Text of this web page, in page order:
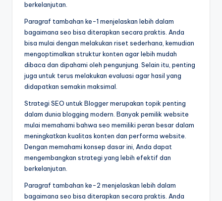
berkelanjutan.
Paragraf tambahan ke-1 menjelaskan lebih dalam
bagaimana seo bisa diterapkan secara praktis. Anda
bisa mulai dengan melakukan riset sederhana, kemudian
mengoptimalkan struktur konten agar lebih mudah
dibaca dan dipahami oleh pengunjung. Selain itu, penting
juga untuk terus melakukan evaluasi agar hasil yang
didapatkan semakin maksimal.
Strategi SEO untuk Blogger merupakan topik penting
dalam dunia blogging modern. Banyak pemilik website
mulai memahami bahwa seo memiliki peran besar dalam
meningkatkan kualitas konten dan performa website.
Dengan memahami konsep dasar ini, Anda dapat
mengembangkan strategi yang lebih efektif dan
berkelanjutan.
Paragraf tambahan ke-2 menjelaskan lebih dalam
bagaimana seo bisa diterapkan secara praktis. Anda